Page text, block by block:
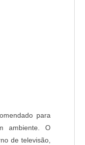
para
ambiente. O
de televisão,